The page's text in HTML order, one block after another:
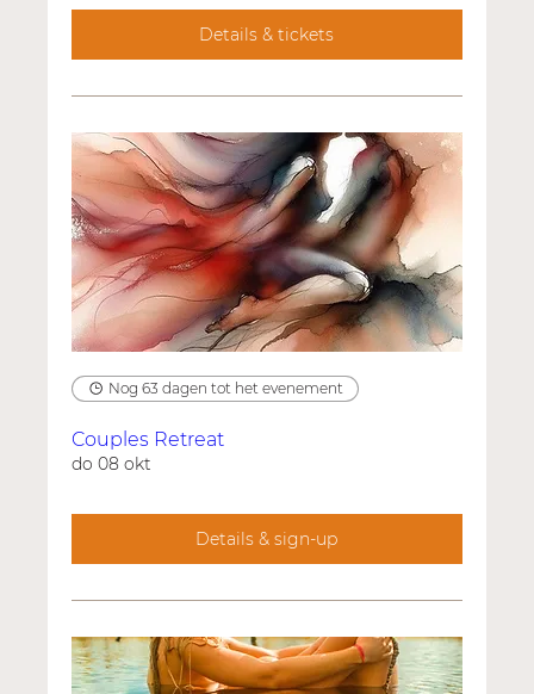
Details & tickets
Nog 63 dagen tot het evenement
Couples Retreat
do 08 okt
Details & sign-up